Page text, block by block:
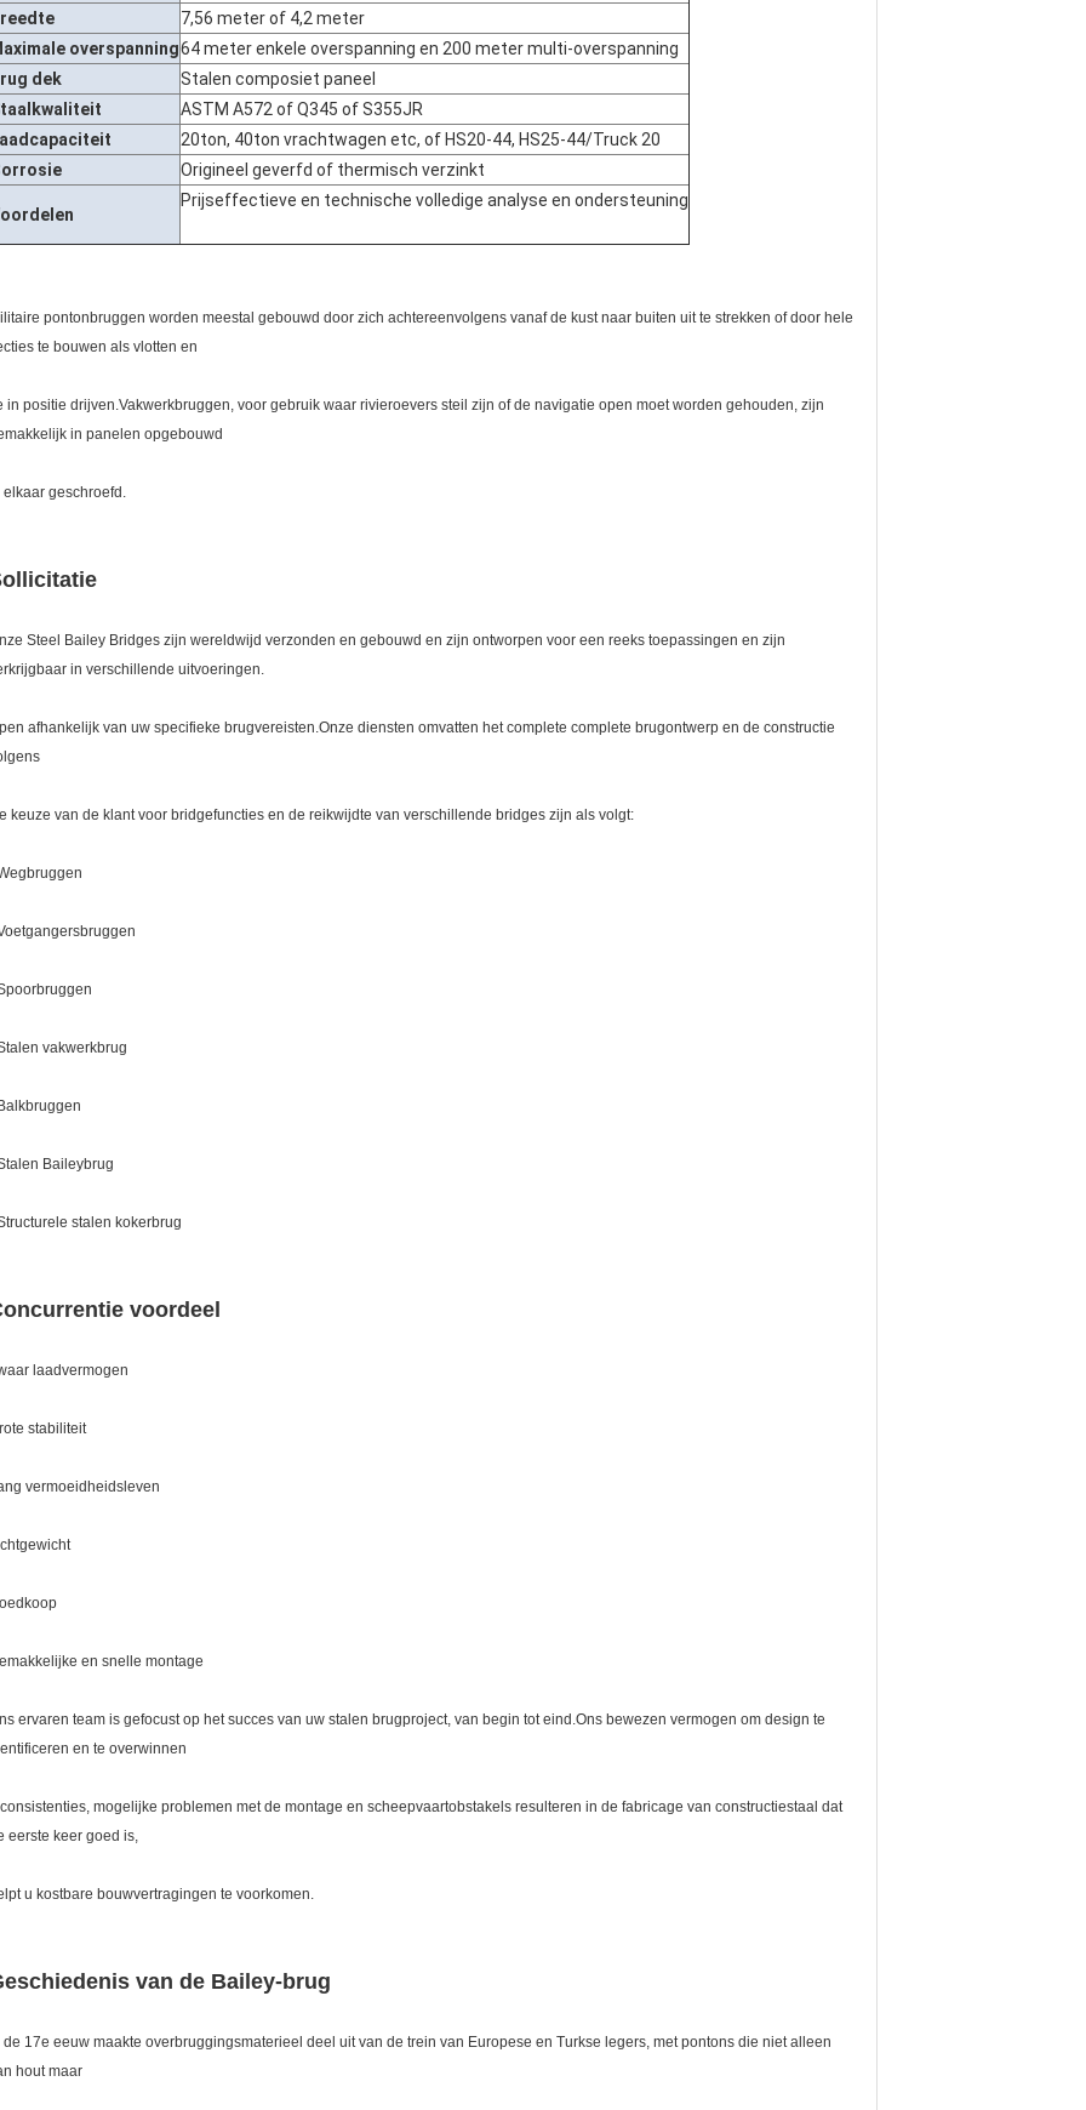
7,56 meter of 4,2 meter
overspanning64 meter enkele overspanning en 200 meter multi-overspanning
dek
Stalen composiet paneel
ASTM A572 of Q345 of S355JR
20ton, 40ton vrachtwagen etc, of HS20-44, HS25-44/Truck 20
Origineel geverfd of thermisch verzinkt
Prijseffectieve en technische volledige analyse en ondersteuning
pontonbruggen worden meestal gebouwd door zich achtereenvolgens vanaf de kust naar buiten uit te strekken of door hele
te bouwen als vlotten en
in positie drijven.Vakwerkbruggen, voor gebruik waar rivieroevers steil zijn of de navigatie open moet worden gehouden, zijn
in panelen opgebouwd
elkaar geschroefd.
Steel Bailey Bridges zijn wereldwijd verzonden en gebouwd en zijn ontworpen voor een reeks toepassingen en zijn
in verschillende uitvoeringen.
afhankelijk van uw specifieke brugvereisten.Onze diensten omvatten het complete complete brugontwerp en de constructie
keuze van de klant voor bridgefuncties en de reikwijdte van verschillende bridges zijn als volgt:
vakwerkbrug
Baileybrug
stalen kokerbrug
voordeel
laadvermogen
stabiliteit
vermoeidheidsleven
en snelle montage
ervaren team is gefocust op het succes van uw stalen brugproject, van begin tot eind.Ons bewezen vermogen om design te
en te overwinnen
mogelijke problemen met de montage en scheepvaartobstakels resulteren in de fabricage van constructiestaal dat
eerste keer goed is,
u kostbare bouwvertragingen te voorkomen.
van de Bailey-brug
de 17e eeuw maakte overbruggingsmaterieel deel uit van de trein van Europese en Turkse legers, met pontons die niet alleen
hout maar